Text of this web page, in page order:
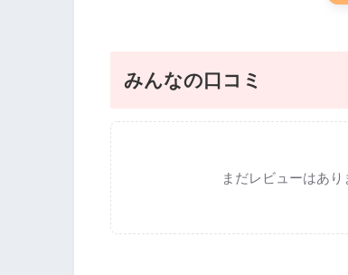
みんなの口コミ
まだレビューはあ